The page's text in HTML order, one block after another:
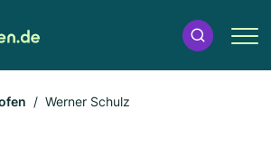
Werner Schulz